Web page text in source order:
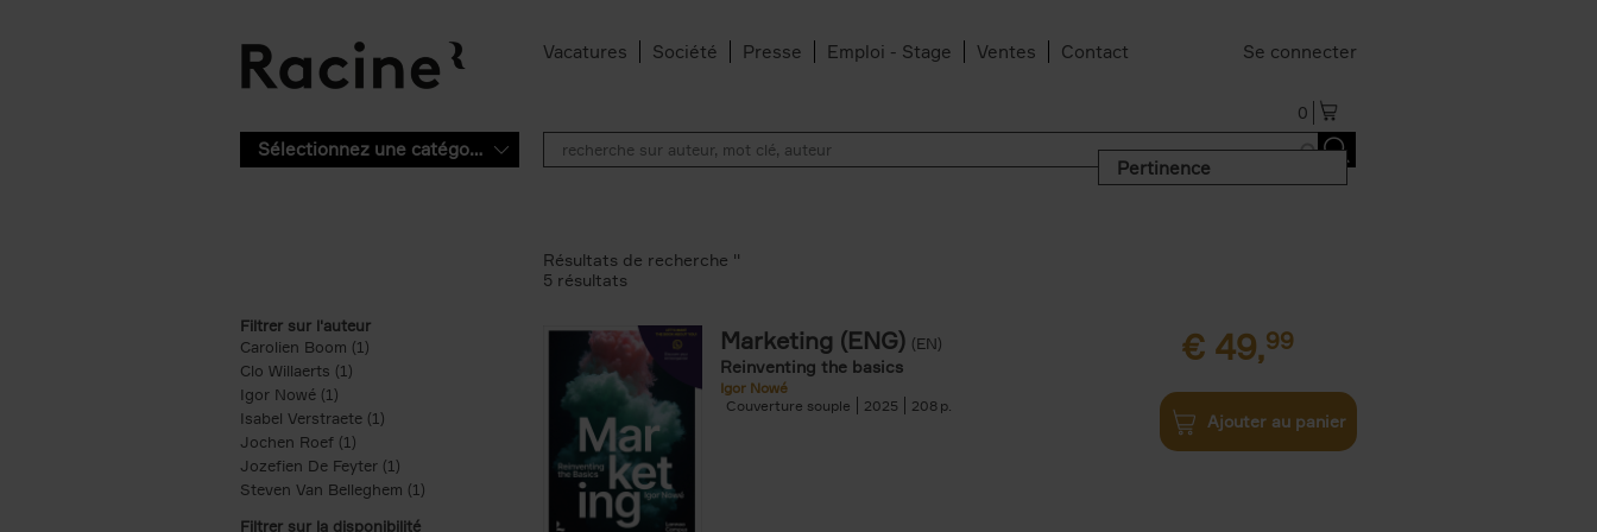
Vacatures Société Presse Emploi - Stage Ventes Contact Se connecter
0
Sélectionnez une catégorie
Pertinence
Filtrer sur l'auteur
Carolien Boom (1)
Clo Willaerts (1)
Igor Nowé (1)
Isabel Verstraete (1) Apply Isabel Verstraete filter
Jochen Roef (1)
Jozefien De Feyter (1) Apply Jozefien De Feyter filter
Steven Van Belleghem (1) Apply Steven Van Belleghem filter
Filtrer sur la disponibilité
Résultats de recherche ''
5 résultats
Marketing (ENG) (EN)
Reinventing the basics
Igor Nowé
Couverture souple
2025 208
€ 49,99
Ajouter au panier